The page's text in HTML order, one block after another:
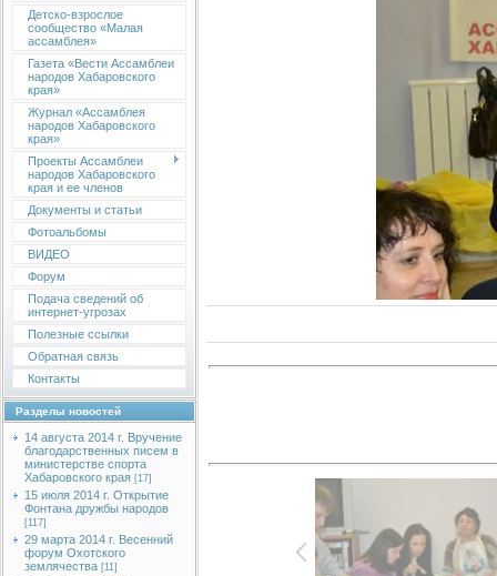
Детско-взрослое
сообщество «Малая
ассамблея»
Газета «Вести Ассамблеи
народов Хабаровского
края»
Журнал «Ассамблея
народов Хабаровского
края»
Проекты Ассамблеи
народов Хабаровского
края и ее членов
Документы и статьи
Фотоальбомы
ВИДЕО
Форум
Подача сведений об
интернет-угрозах
Полезные ссылки
Обратная связь
Контакты
Разделы новостей
14 августа 2014 г. Вручение
благодарственных писем в
министерстве спорта
Хабаровского края [17]
15 июля 2014 г. Открытие
Фонтана дружбы народов
[117]
29 марта 2014 г. Весенний
форум Охотского
землячества [11]